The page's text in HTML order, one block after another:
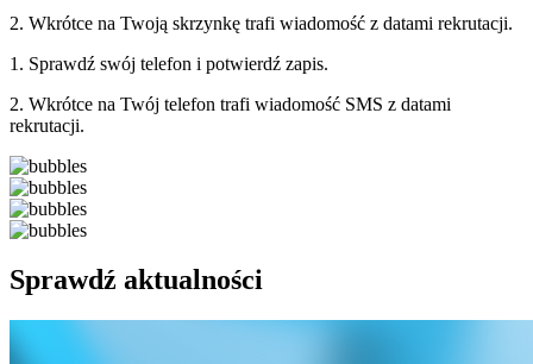
2. Wkrótce na Twoją skrzynkę trafi wiadomość z datami rekrutacji.
1. Sprawdź swój telefon i potwierdź zapis.
2. Wkrótce na Twój telefon trafi wiadomość SMS z datami
rekrutacji.
Sprawdź aktualności